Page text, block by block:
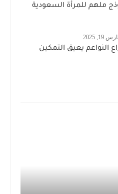
ملهم للمرأة السعودية
19, 2025
النواعم يعيق التمكين